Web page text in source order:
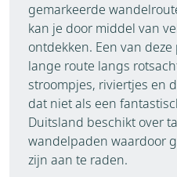
gemarkeerde
kan je door middel van
ontdekken. Een van
lange route langs
stroompjes, riviertjes en
dat niet als een
Duitsland beschikt over
wandelpaden waardoor
zijn aan te raden.